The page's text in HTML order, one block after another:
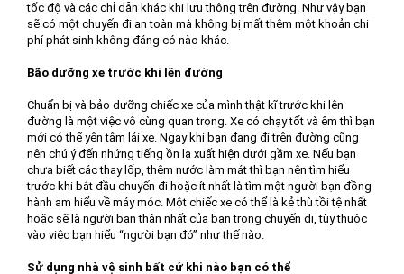
tốc độ và các chỉ dẫn khác khi lưu thông trên đường. Như vậy bạn
sẽ có một chuyến đi an toàn mà không bị mất thêm một khoản chi
phí phát sinh không đáng có nào khác.
Bão dưỡng xe trước khi lên đường
Chuẩn bị và bảo dưỡng chiếc xe của mình thật kĩ trước khi lên
đường là một việc vô cùng quan trọng. Xe có chạy tốt và êm thì bạn
mới có thể yên tâm lái xe. Ngay khi bạn đang đi trên đường cũng
nên chú ý đến nhứng tiếng ồn lạ xuất hiện dưới gầm xe. Nếu bạn
chưa biết các thay lốp, thêm nước làm mát thì bạn nên tìm hiểu
trước khi bắt đầu chuyến đi hoặc ít nhất là tìm một người bạn đồng
hành am hiểu về máy móc. Một chiếc xe có thể là kẻ thù tồi tệ nhất
hoặc sẽ là người bạn thân nhất của bạn trong chuyến đi, tùy thuộc
vào việc bạn hiểu “người bạn đó” như thế nào.
Sử dụng nhà vệ sinh bất cứ khi nào bạn có thể